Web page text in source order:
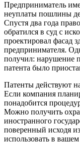
Предприниматель
неуплаты пошлины
Спустя два года
обратился в суд с
проектировал фасад
предпринимателя.
получил: нарушение
патента было
Патенты действуют
Если компания
понадобится
Можно получить
иностранного
поверенный исходя
использовать в вашем